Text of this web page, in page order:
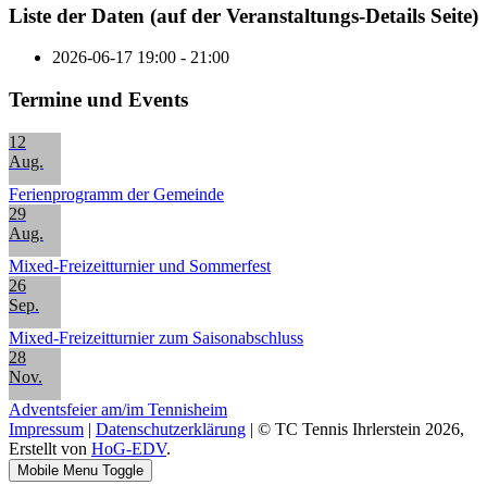
Liste der Daten (auf der Veranstaltungs-Details Seite)
2026-06-17 19:00 - 21:00
Termine und Events
12
Aug.
Ferienprogramm der Gemeinde
29
Aug.
Mixed-Freizeitturnier und Sommerfest
26
Sep.
Mixed-Freizeitturnier zum Saisonabschluss
28
Nov.
Adventsfeier am/im Tennisheim
Impressum | Datenschutzerklärung | © TC Tennis Ihrlerstein 2026,
Erstellt von HoG-EDV.
Mobile Menu Toggle